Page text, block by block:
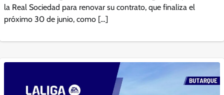
la Real Sociedad para renovar su contrato, que finaliza el
próximo 30 de junio, como […]